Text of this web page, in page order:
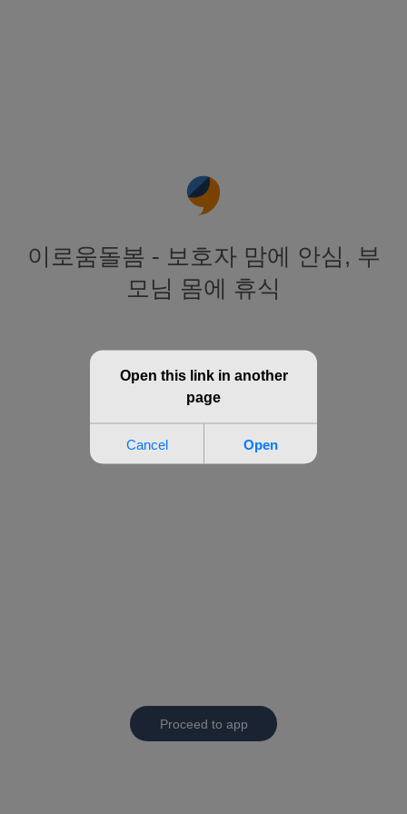
이로움돌봄 - 보호자 맘에 안심, 부
모님 몸에 휴식
Proceed to app